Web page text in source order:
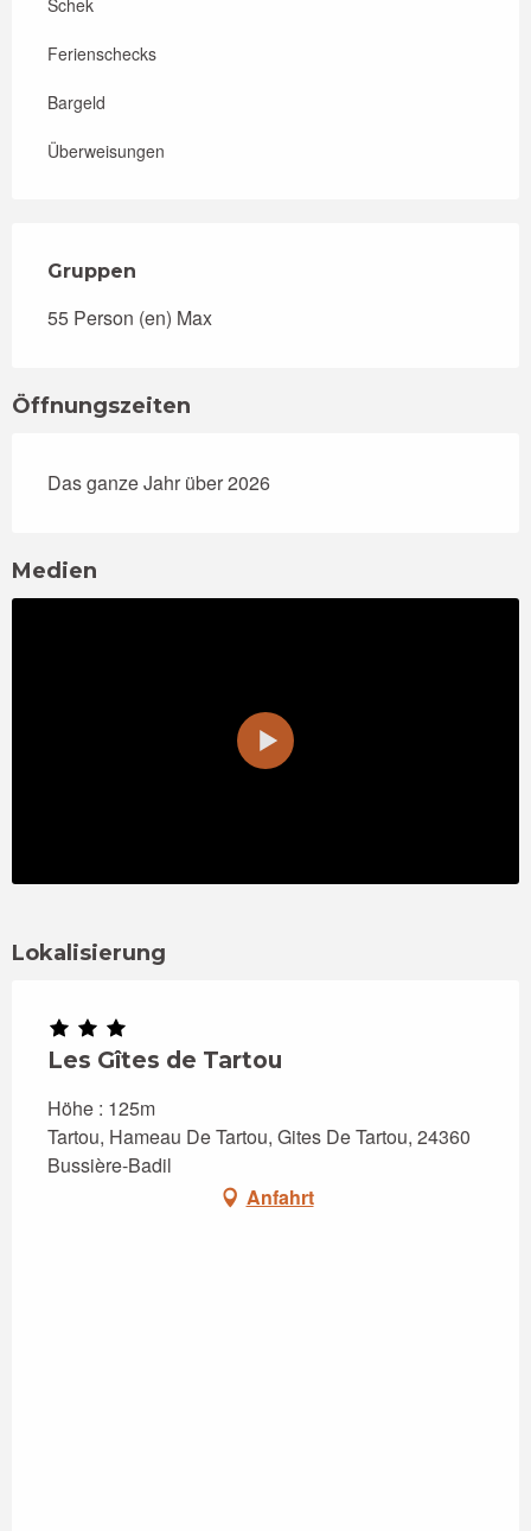
Ferienschecks
Bargeld
Überweisungen
Gruppen
Gruppen
55 Person (en) Max
Öffnungszeiten
Das ganze Jahr über 2026
Medien
Lokalisierung
Les Gîtes de Tartou
Höhe : 125m
Tartou, Hameau De Tartou, Gites De Tartou, 24360
Bussière-Badil
Anfahrt